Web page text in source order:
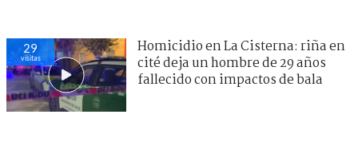
29
visitas
Homicidio en La Cisterna: riña en
cité deja un hombre de 29 años
fallecido con impactos de bala